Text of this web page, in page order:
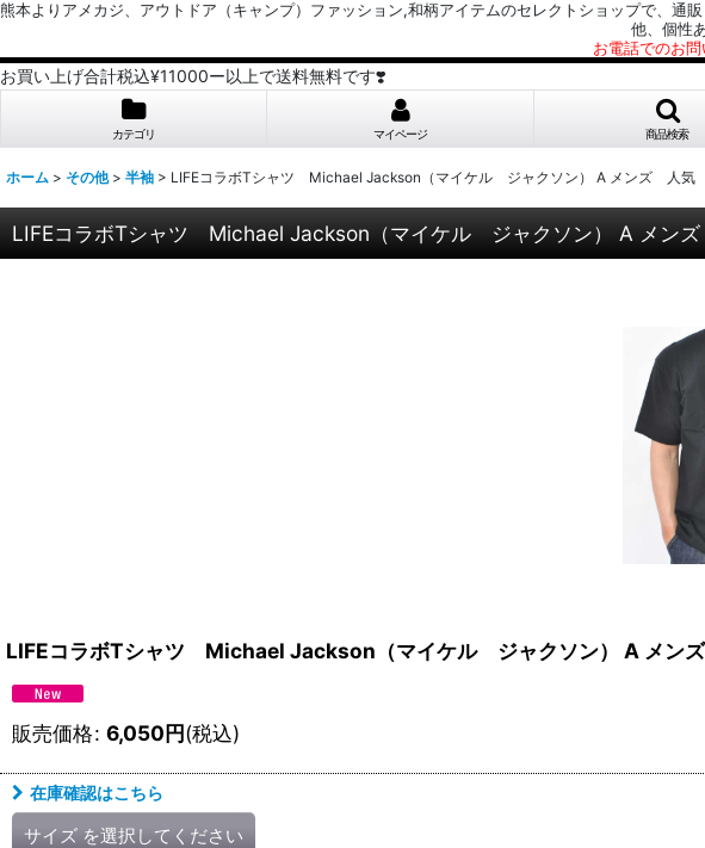
熊本よりアメカジ、アウトドア（キャンプ）ファッション,和柄アイテムのセレクトショップで、
他、個性
お電話でのお
お買い上げ合計税込¥11000ー以上で送料無料です❣️
カテゴリ マイページ 商品検索
ホーム > その他 > 半袖 > LIFEコラボTシャツ Michael Jackson（マイケル ジャクソン） A メンズ 人気
LIFEコラボTシャツ Michael Jackson（マイケル ジャクソン） A メン
LIFEコラボTシャツ Michael Jackson（マイケル ジャクソン） A メン
販売価格: 6,050円(税込)
在庫確認はこちら
サイズ を選択してください